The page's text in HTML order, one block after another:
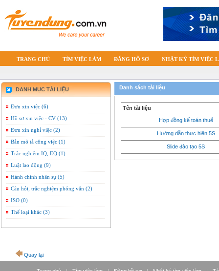
TRANG CHỦ TÌM VIỆC LÀM ĐĂNG HỒ SƠ NHẬT KÝ TÌM VIỆC
DANH MỤC TÀI LIỆU
Đơn xin việc (6)
Hồ sơ xin việc - CV (13)
Đơn xin nghỉ việc (2)
Bản mô tả công việc (1)
Trắc nghiệm IQ, EQ (1)
Luật lao động (9)
Hành chính nhân sự (5)
Câu hỏi, trắc nghiệm phỏng vấn (2)
ISO (0)
Thể loại khác (3)
Danh sách tài liệu
Tên tài liệu
Hợp đồng kế toán thuế
Hướng dẫn thực hiện 5S
Slide đào tạo 5S
Quay lại